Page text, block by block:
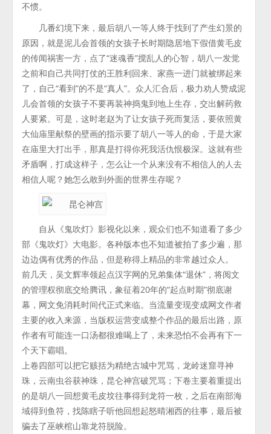
不惯。
几番幻境下来，最后胡八一等人终于找到了产生幻景的
原因，就是泥儿会首领的女孩子长时期隐居地下假借黄毛皮
的传闻祸害一方，点了“迷魂香”搅乱人的心智，胡八一发觉
之前和自己共同打仗的王胜利回来、家燕一进门就被绑起来
了，自己“看到”的不是“真人”。众人汇合后，极力劝人赞成泥
儿会首领的女孩子不要再装神捣鬼到地上生存，交出解药救
人要紧。可是，这时老赵为了让女孩子死而复活，要依照黄
大仙庙里献祭的壁画的指示要了胡八一等人的命，于是大家
在庙里大打出手，那真是打得你死我活仇恨极深。这就有些
矛盾啊，打成这样子，怎么让一个从来没有不相信人的人去
相信人呢？她怎么敢到外面的世界生存呢？
自从《鬼吹灯》影视化以来，观众们也不知道看了多少
部《鬼吹灯》大电影。各种版本也不知道被拍了多少遍，那
边边偶有优秀的作品，但是称得上精品的非常越过众人。
前几天，吴文辉率领起点汉字网的兄弟集体“退休”，将阅文
的管理权彻底交给腾讯，象征着20年的“起点时期”彻底谢
幕，网文免消耗时间代正式来临。当流量变现变成网文作者
主要的收入来源，当版权运营变成整个作品的最后出路，原
作者有可能连一口汤都很难喝上了，未来恐怕不会再有下一
个天下霸唱。
上卷四部可以把它赅括为精绝古城中咒骂，龙岭迷窟寻神
珠，云南虫谷获神珠，昆仑神宫破咒骂；下卷主要着重提出
的是胡八一回想黄毛皮坟往事得到龙符一枚，之后在南部海
域得到鱼符，找陈瞎子听他回想起怒晴湘西的往事，最后被
骗去了巫峡棺山靠龙符脱险。